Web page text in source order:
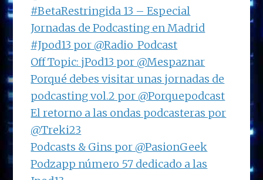
#BetaRestringida 13 – Especial
Jornadas de Podcasting en Madrid
#Jpod13 por @Radio_Podcast
Off Topic: jPod13 por @Mespaznar
Porqué debes visitar unas jornadas de
podcasting vol.2 por @Porquepodcast
El retorno a las ondas podcasteras por
@Treki23
Podcasts & Gins por @PasionGeek
Podzapp número 57 dedicado a las